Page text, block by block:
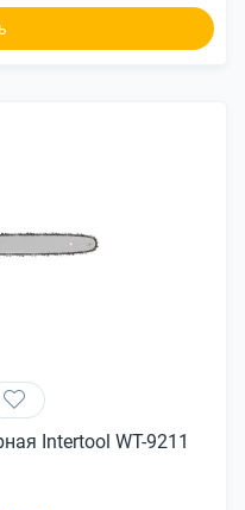
Intertool WT-9211